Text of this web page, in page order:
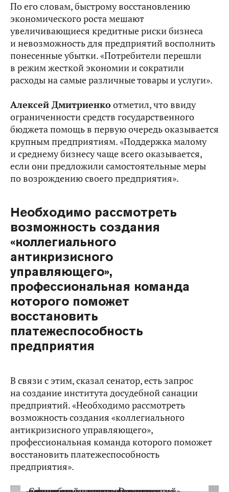
По его словам, быстрому восстановлению
экономического роста мешают
увеличивающиеся кредитные риски бизнеса
и невозможность для предприятий восполнить
понесенные убытки. «Потребители перешли
в режим жесткой экономии и сократили
расходы на самые различные товары и услуги».
Алексей Дмитриенкоотметил, что ввиду
ограниченности средств государственного
бюджета помощь в первую очередь оказывается
крупным предприятиям. «Поддержка малому
и среднему бизнесу чаще всего оказывается,
если они предложили самостоятельные меры
по возрождению своего предприятия».
Необходимо рассмотреть
возможность создания
«коллегиального
антикризисного
управляющего»,
профессиональная команда
которого поможет
восстановить
платежеспособность
предприятия
В связи с этим, сказал сенатор, есть запрос
на создание института досудебной санации
предприятий. «Необходимо рассмотреть
возможность создания «коллегиального
антикризисного управляющего»,
профессиональная команда которого поможет
восстановить платежеспособность
предприятия».